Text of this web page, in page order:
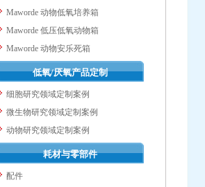
Maworde 动物低氧培养箱
Maworde 低压低氧动物箱
Maworde 动物安乐死箱
低氧/厌氧产品定制
细胞研究领域定制案例
微生物研究领域定制案例
动物研究领域定制案例
耗材与零部件
配件